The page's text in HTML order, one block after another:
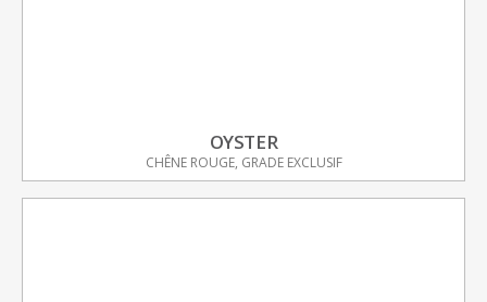
OYSTER
CHÊNE ROUGE, GRADE EXCLUSIF